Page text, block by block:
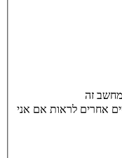
זה
אחרים לראות אם אני